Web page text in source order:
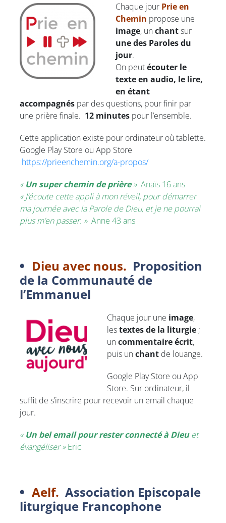
Chaque jour Prie en
Chemin propose une
image, unchantsur
une des Paroles du
jour.
On peutécouter le
texte en audio, le lire,
en étant
accompagnés par des questions, pour finir par
une prière finale. 12 minutes pour l’ensemble.
Cette application existe pour ordinateur où tablette.
Google Play Store ou App Store
https://prieenchemin.org/a-propos/
« Un super chemin de prière»Anaïs 16 ans
« J’écoute cette appli à mon réveil, pour démarrer
ma journée avec la Parole de Dieu, et je ne pourrai
plus m’en passer. » Anne 43 ans
Dieu avec nous. Proposition
de la Communauté de
l’Emmanuel
Chaque jour une image,
lestextes de la liturgie ;
uncommentaire écrit,
puis unchant de louange.
Google Play Store ou App
Store. Sur ordinateur, il
suffit de s’inscrire pour recevoir un email chaque
jour.
« Un bel email pour rester connecté à Dieuet
évangéliser »Eric
Aelf. Association Episcopale
liturgique Francophone